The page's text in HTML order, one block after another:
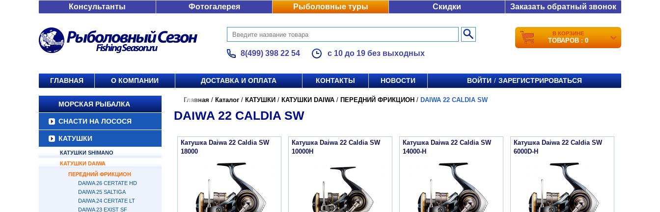
Консультанты Фотогалерея Рыболовные туры Скидки Заказать обратный звонок
8(499) 398 22 54 с 10 до 19 без выходных
В КОРЗИНЕ
ТОВАРОВ : 0
ГЛАВНАЯ О КОМПАНИИ ДОСТАВКА И ОПЛАТА КОНТАКТЫ НОВОСТИ ВОЙТИ / ЗАРЕГИСТРИРОВАТЬСЯ
МОРСКАЯ РЫБАЛКА
СНАСТИ НА ЛОСОСЯ
КАТУШКИ
КАТУШКИ SHIMANO
КАТУШКИ DAIWA
ПЕРЕДНИЙ ФРИКЦИОН
DAIWA 26 CERTATE HD
DAIWA 25 SALTIGA
DAIWA 24 CERTATE LT
DAIWA 23 EXIST SF
Главная / Каталог / КАТУШКИ / КАТУШКИ DAIWA / ПЕРЕДНИЙ ФРИКЦИОН / DAIWA 22 CALDIA SW
DAIWA 22 CALDIA SW
Катушка Daiwa 22 Caldia SW
18000
Катушка Daiwa 22 Caldia SW
10000H
Катушка Daiwa 22 Caldia SW
14000-H
Катушка Daiwa 22 Caldia SW
6000D-H